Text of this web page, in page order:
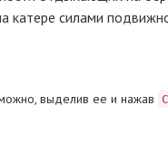
катере силами
выделив ее и нажав